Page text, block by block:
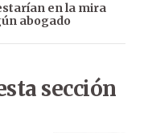
en la mira
abogado
sección